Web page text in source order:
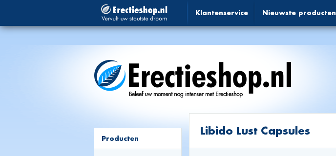
Klantenservice Nieuwste producten
Producten
Libido Lust Capsules